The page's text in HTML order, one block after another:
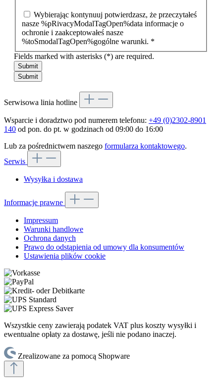
Wybierając kontynuuj potwierdzasz, że przeczytałeś
nasze %pRivacyModalTagOpen%data informacje o
ochronie i zaakceptowałeś nasze
%toSmodalTagOpen%gogólne warunki. *
Fields marked with asterisks (*) are required.
Submit
Serwisowa linia hotline
Wsparcie i doradztwo pod numerem telefonu: +49 (0)2302-8901
140 od pon. do pt. w godzinach od 09:00 do 16:00
Lub za pośrednictwem naszego formularza kontaktowego.
Serwis
Wysyłka i dostawa
Informacje prawne
Impressum
Warunki handlowe
Ochrona danych
Prawo do odstąpienia od umowy dla konsumentów
Ustawienia plików cookie
Wszystkie ceny zawierają podatek VAT plus koszty wysyłki i
ewentualne opłaty za dostawę, jeśli nie podano inaczej.
Zrealizowane za pomocą Shopware